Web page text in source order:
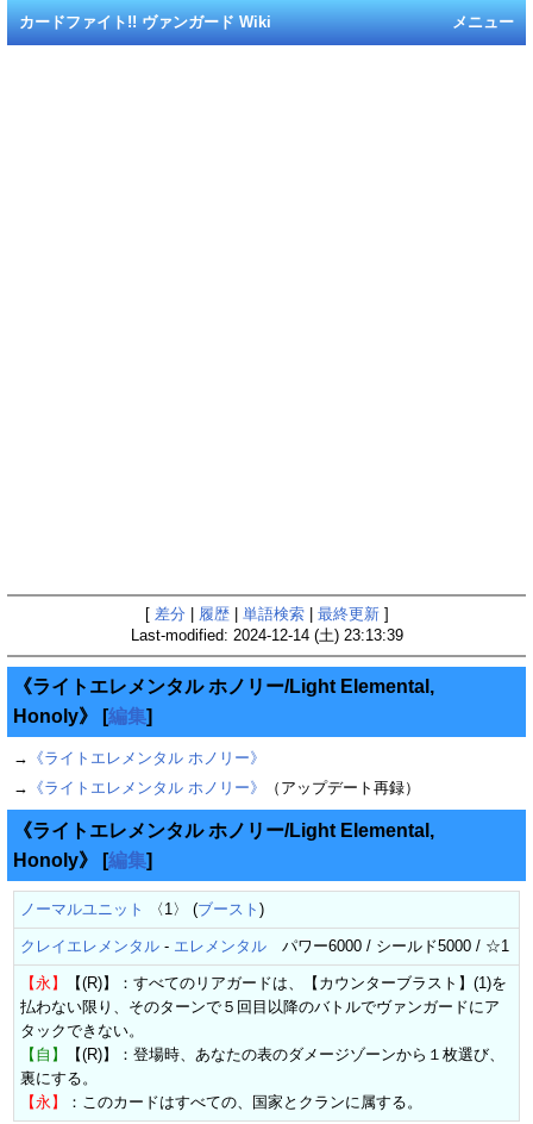
メニュー
カードファイト!! ヴァンガード Wiki
[ 差分 履歴| 単語検索| 最終更新]
Last-modified: 2024-12-14 (土) 23:13:39
《ライトエレメンタル ホノリー/Light Elemental,
Honoly》
[編集]
→ 《ライトエレメンタル ホノリー》
→ 《ライトエレメンタル ホノリー》 （アップデート再録）
《ライトエレメンタル ホノリー/Light Elemental,
Honoly》
[編集]
ノーマルユニット 〈1〉 (ブースト )
クレイエレメンタル - エレメンタル パワー6000 / シールド5000 / ☆1
【永】
【(R)】：すべてのリアガードは、【カウンターブラスト】(1)を
払わない限り、そのターンで５回目以降のバトルでヴァンガードにア
タックできない。
【自】
【(R)】：登場時、あなたの表のダメージゾーンから１枚選び、
裏にする。
【永】
：このカードはすべての、国家とクランに属する。